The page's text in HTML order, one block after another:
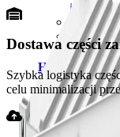
in-One
HC-
2 MWh ·
HC-
Dostawa części
Szybka logistyka
celu minimalizacji